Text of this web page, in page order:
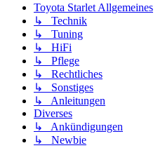
Toyota Starlet Allgemeines
↳ Technik
↳ Tuning
↳ HiFi
↳ Pflege
↳ Rechtliches
↳ Sonstiges
↳ Anleitungen
Diverses
↳ Ankündigungen
↳ Newbie